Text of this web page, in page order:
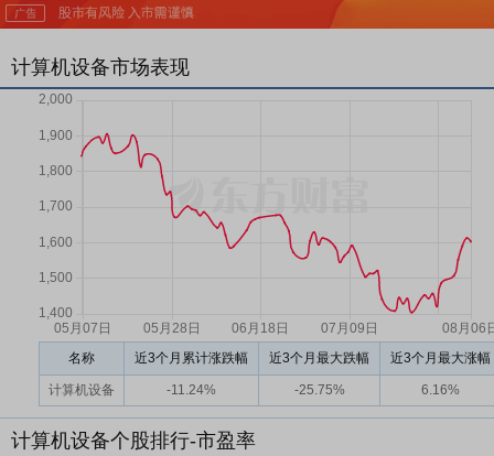
计算机设备市场表现
名称 近3个月累计涨跌幅 近3个月最大跌幅 近3个月最大涨幅
计算机设备 -11.24% -25.75% 6.16%
计算机设备个股排行-市盈率